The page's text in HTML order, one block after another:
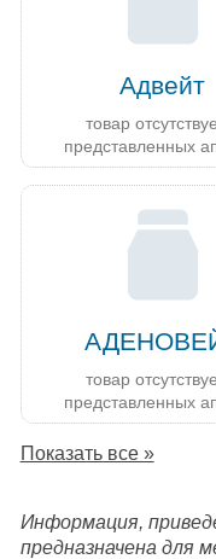
Адвейт
товар
представленных
товар
представленных
Показать все »
Информация,
предназначена для